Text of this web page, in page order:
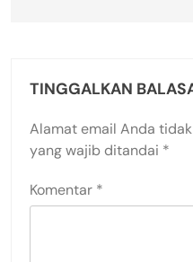
TINGGALKAN
Alamat email Anda
yang wajib ditandai *
Komentar *